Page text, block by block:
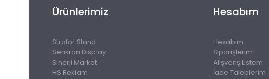
Ürünlerimiz
Strafor Stand
Senkron Display
Sinerji Market
HS Reklam
Hesabım
Hesabım
Siparişlerim
Alışveriş Listem
İade Taleplerim